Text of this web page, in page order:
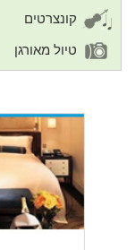
קונצרטים
טיול מאורגן